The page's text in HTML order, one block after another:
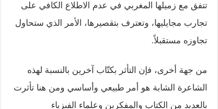
تتفق مع زميلها المغربي في عدم الاطلاع الكافي على
تجارب مجايليها، وتعترف بتقصيرها، الأمر الذي ستحاول
تجاوزه مستقبلاً.
من جهة أخرى، فإن التأثر بكتّاب آخرين بالنسبة لهذه
الشاعرة الشابة هو أمر طبيعي وأساسي ومن هنا تأثرت
بالعديد من الكتاب والمفكرين وعلماء الفيزياء